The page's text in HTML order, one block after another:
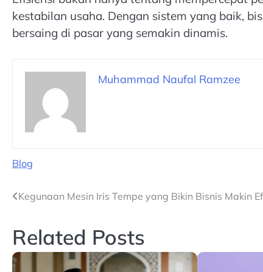
kestabilan usaha. Dengan sistem yang baik,
bersaing di pasar yang semakin dinamis.
Muhammad Naufal Ramzee
Blog
Navigasi
Kegunaan Mesin Iris Tempe yang Bikin Bisnis Makin
Related Posts